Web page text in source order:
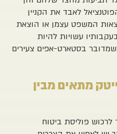
לאבד את הקניין
המשפט עצמן או הוצאת
עשויות להיות
בסטארט-אפים צעירים
מתאים מבין
פוליסת ביטוח